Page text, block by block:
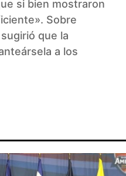
si bien mostraron
Sobre
que la
a los